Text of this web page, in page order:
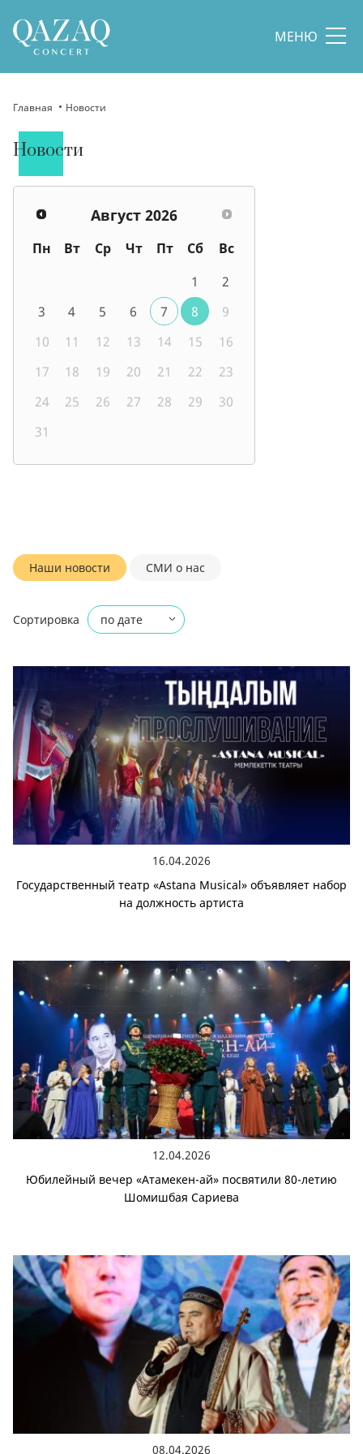
МЕНЮ
Главная Новости
Новости
Август 2026
Пн Вт Ср Чт Пт Сб
Вс
1
2
3
4 5 6 7 8
9
10
11 12 13 14 15
16
17
18 19 20 21 22
23
24
25 26 27 28 29
30
31
Наши новости СМИ о нас
Сортировка
по дате
по названию
16.04.2026
Государственный театр «Astana Musical» объявляет набор
на должность артиста
12.04.2026
Юбилейный вечер «Атамекен-ай» посвятили 80-летию
Шомишбая Сариева
08.04.2026